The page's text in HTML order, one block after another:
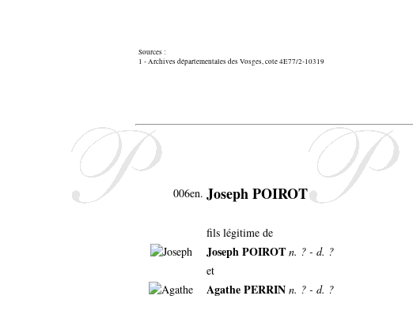
Sources :
1 - Archives départementales des Vosges, cote 4E77/2-10319
006en. Joseph POIROT
fils légitime de
Joseph POIROT n. ? - d. ?
et
Agathe PERRIN n. ? - d. ?